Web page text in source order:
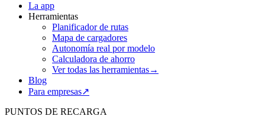
La app
Herramientas
Planificador de rutas
Mapa de cargadores
Autonomía real por modelo
Calculadora de ahorro
Ver todas las herramientas→
Blog
Para empresas↗
PUNTOS DE RECARGA